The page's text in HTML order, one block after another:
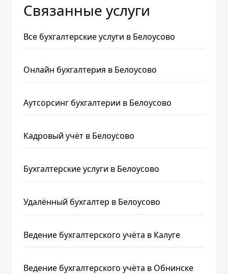
Связанные услуги
Все бухгалтерские услуги в Белоусово
Онлайн бухгалтерия в Белоусово
Аутсорсинг бухгалтерии в Белоусово
Кадровый учёт в Белоусово
Бухгалтерские услуги в Белоусово
Удалённый бухгалтер в Белоусово
Ведение бухгалтерского учёта в Калуге
Ведение бухгалтерского учёта в Обнинске